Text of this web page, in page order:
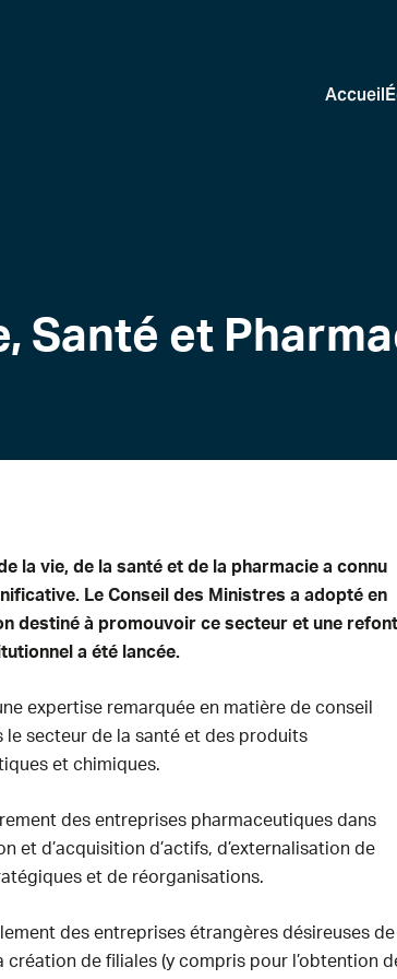
Accueil
Santé et
la vie, de la santé et de la pharmacie a connu
Le Conseil des Ministres a adopté en
destiné à promouvoir ce secteur et une
a été lancée.
expertise remarquée en matière de conseil
le secteur de la santé et des produits
et chimiques.
des entreprises pharmaceutiques dans
et d’acquisition d’actifs, d’externalisation de
et de réorganisations.
des entreprises étrangères désireuses de
création de filiales (y compris pour l’obtention